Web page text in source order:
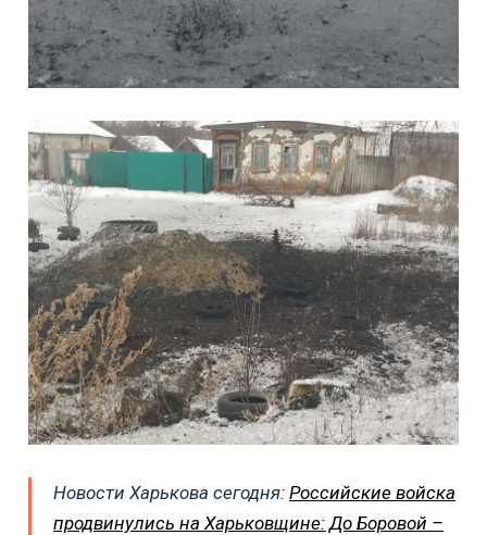
Новости Харькова сегодня: Российские войска
продвинулись на Харьковщине: До Боровой –